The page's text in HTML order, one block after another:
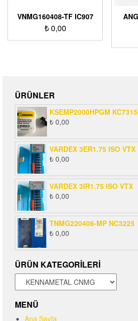
VNMG160408-TF IC907
₺0,00
ÜRÜNLER
KSEMP2000HPGM KC7315
₺ 0,00
VARDEX 3ER1.75 ISO VTX
₺ 0,00
VARDEX 3IR1.75 ISO VTX
₺ 0,00
TNMG220408-MP NC3225
₺ 0,00
ÜRÜN KATEGORILERI
MENÜ
Ana Sayfa